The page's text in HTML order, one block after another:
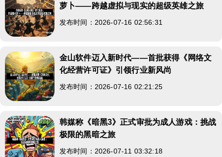
萝卜——跨越虚拟与现实的超级英雄之旅
发布时间：2026-07-16 02:56:31
金山软件迈入新时代——首批获得《网络文
化经营许可证》引领行业新风尚
发布时间：2026-07-16 02:21:25
韩媒称《暗黑3》正式审批为成人游戏：挑战
极限的黑暗之旅
发布时间：2026-07-11 03:32:18